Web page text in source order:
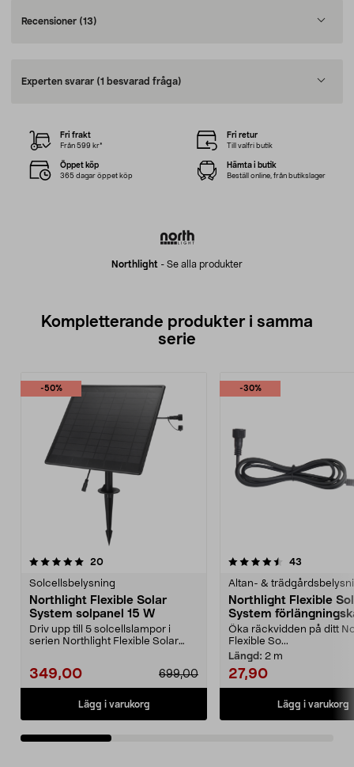
Recensioner (13)
Experten svarar (1 besvarad fråga)
Northlight - Se alla produkter
Fri frakt
Från 599 kr*
Fri retur
Till valfri butik
Öppet köp
365 dagar öppet köp
Hämta i butik
Beställ online, från butikslager
Kompletterande produkter i samma
serie
-50%
20recensioner
Solcellsbelysning
Northlight Flexible Solar
System solpanel 15 W
Driv upp till 5 solcellslampor i
serien Northlight Flexible Solar
699,00
349,00
Lägg i varukorg
-30%
4.5av 5 stjärnor 43
Altan- &
Northlight Flexible
System
Öka räckvidden på ditt
Flexible So...
Längd: 2 m
27,90
Lägg i varukorg
4.5av 5 stjärnor